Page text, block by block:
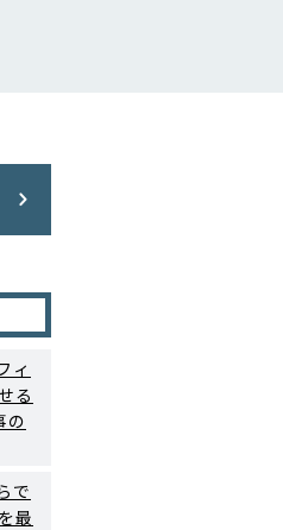
ィ
る
の
で
最